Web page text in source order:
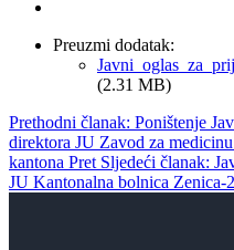
Preuzmi dodatak:
(2.31 MB)
Prethodni članak: Poništenje
direktora JU Zavod za
kantona Pret Sljedeći članak:
JU Kantonalna bolnica Zenica-